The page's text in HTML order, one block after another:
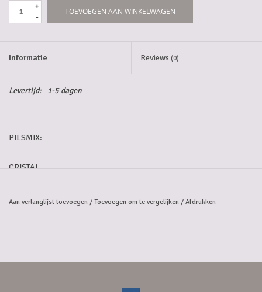
Sweets
5-6l vaten
Promoties
+
-
TOEVOEGEN AAN WINKELWAGEN
Informatie Reviews (0)
Levertijd: 1-5 dagen
PILSMIX:
CRISTAL
Aan verlanglijst toevoegen / Toevoegen om te vergelijken / Afdrukken